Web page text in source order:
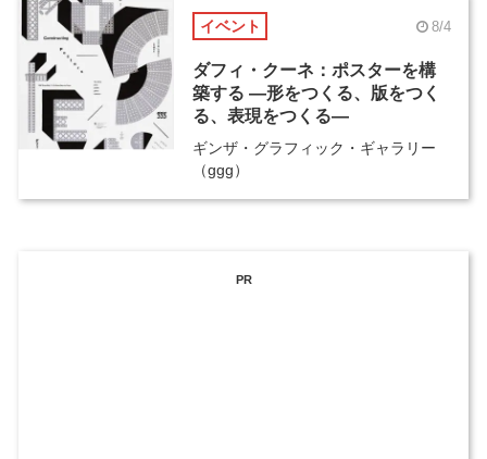
イベント 8/4
ダフィ・クーネ：ポスターを構
築する ―形をつくる、版をつく
る、表現をつくる―
ギンザ・グラフィック・ギャラリー
（ggg）
PR